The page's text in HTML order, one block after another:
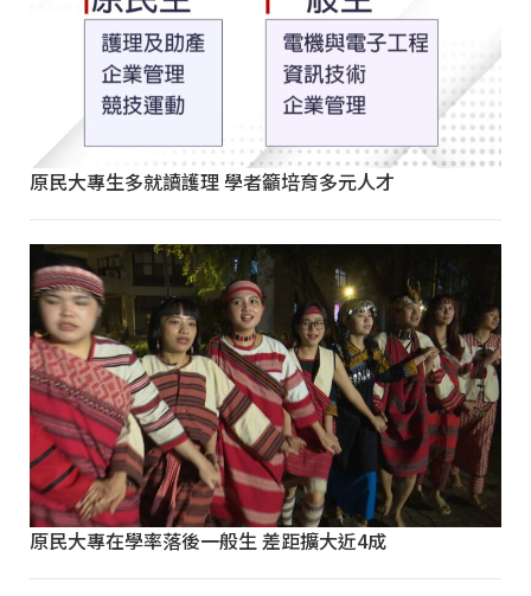
原民大專生多就讀護理 學者籲培育多元人才
原民大專在學率落後一般生 差距擴大近4成